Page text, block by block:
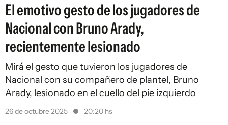
El emotivo gesto de los jugadores de
Nacional con Bruno Arady,
recientemente lesionado
Mirá el gesto que tuvieron los jugadores de
Nacional con su compañero de plantel, Bruno
Arady, lesionado en el cuello del pie izquierdo
26 de octubre 2025 20:20 hs